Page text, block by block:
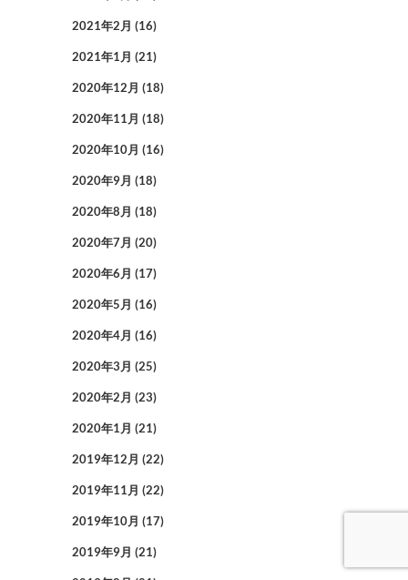
2021年2月 (16)
2021年1月 (21)
2020年12月 (18)
2020年11月 (18)
2020年10月 (16)
2020年9月 (18)
2020年8月 (18)
2020年7月 (20)
2020年6月 (17)
2020年5月 (16)
2020年4月 (16)
2020年3月 (25)
2020年2月 (23)
2020年1月 (21)
2019年12月 (22)
2019年11月 (22)
2019年10月 (17)
2019年9月 (21)